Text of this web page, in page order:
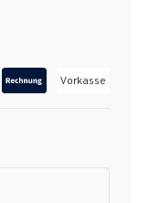
Vorkasse